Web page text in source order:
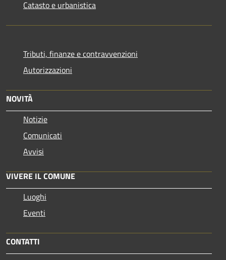
Catasto e urbanistica
Tributi, finanze e contravvenzioni
Autorizzazioni
NOVITÀ
Notizie
Comunicati
Avvisi
VIVERE IL COMUNE
Luoghi
Eventi
CONTATTI